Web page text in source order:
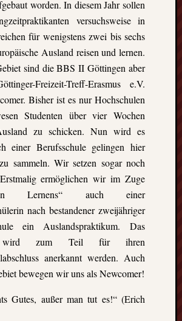
worden. In diesem Jahr sollen
versuchsweise in
für wenigstens zwei bis sechs
Ausland reisen und lernen.
sind die BBS II Göttingen aber
Freizeit-Treff-Erasmus e.V.
Bisher ist es nur Hochschulen
Studenten über vier Wochen
zu schicken. Nun wird es
einer Berufsschule gelingen hier
sammeln. Wir setzen sogar noch
ermöglichen wir im Zuge
Lernens“ auch einer
nach bestandener zweijähriger
ein Auslandspraktikum. Das
wird zum Teil für ihren
anerkannt werden. Auch
bewegen wir uns als Newcomer!
Gutes, außer man tut es!“ (Erich